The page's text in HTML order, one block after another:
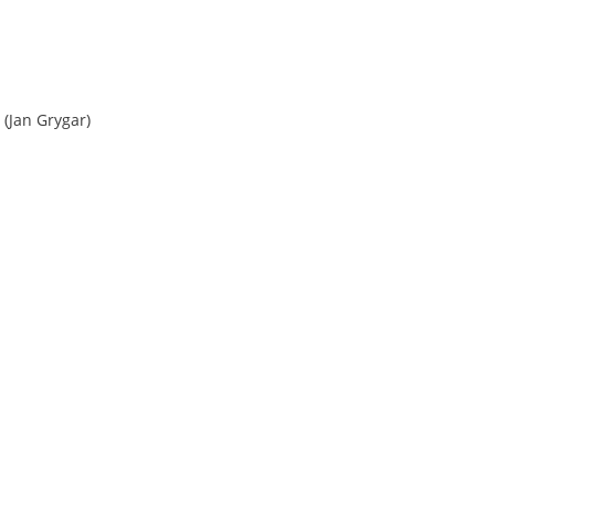
(Jan Grygar)